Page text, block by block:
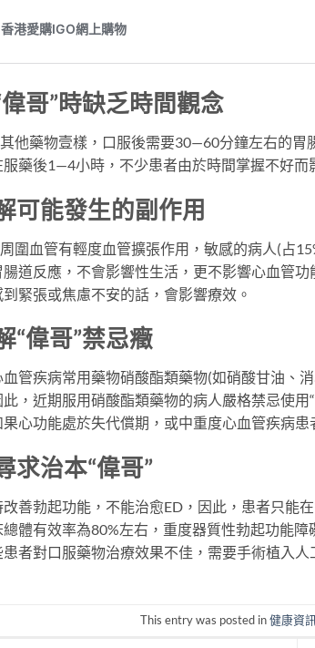
哥”時缺乏時間觀念
其他藥物壹樣，口服後需要30—60分鐘左右的
服藥後1—4小時，不少患者由於時間掌握不好而
可能發生的副作用
周圍血管有輕度血管擴張作用，敏感的病人(占
腸道反應，不會影響性生活，更不影響心血管
緊張或焦慮不安的話，會影響療效。
“偉哥”禁忌癥
管疾病常用藥物硝酸酯類藥物(如硝酸甘油、
，近期服用硝酸酯類藥物的病人嚴格禁忌使
心功能處於失代償期，或中重度心血管疾病患
求治本“偉哥”
改善勃起功能，不能治愈ED，因此，患者只能
總體有效率為80%左右，重度器質性勃起功能
者對口服藥物治療效果不佳，需要手術植入人
This entry was posted in健康資